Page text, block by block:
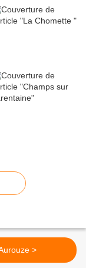
Aurouze >